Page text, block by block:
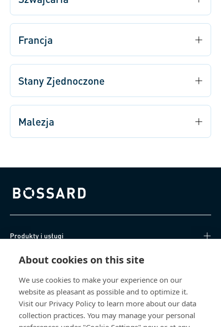
About cookies on this site
We use cookies to make your experience on our
website as pleasant as possible and to optimize it.
Visit our Privacy Policy to learn more about our data
collection practices. You may manage your personal
Francja
Stany Zjednoczone
Malezja
Bossard homepage
Produkty i usługi
Centrum Wiedzy
Bezpośredni dostęp